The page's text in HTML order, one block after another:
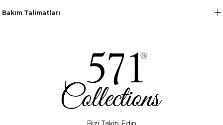
Bakım Talimatları